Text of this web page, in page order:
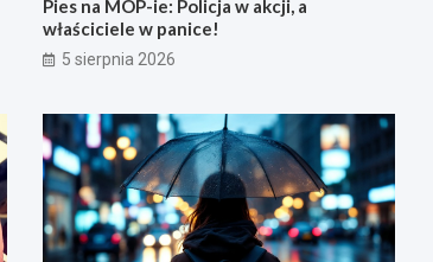
Pies na MOP-ie: Policja w akcji, a
właściciele w panice!
5 sierpnia 2026